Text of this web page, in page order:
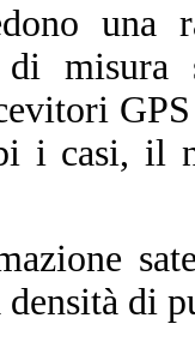
una
di
i casi, il
densità di